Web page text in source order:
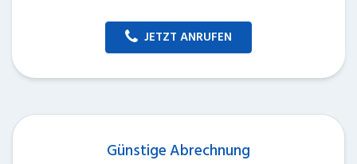
JETZT ANRUFEN
Günstige Abrechnung